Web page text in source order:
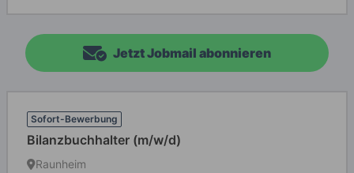
Jetzt Jobmail abonnieren
Sofort-Bewerbung
Bilanzbuchhalter (m/w/d)
Raunheim